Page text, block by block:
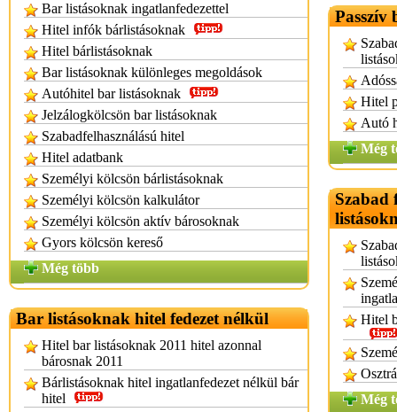
Bar listásoknak ingatlanfedezettel
Hitel infók bárlistásoknak
Hitel bárlistásoknak
Bar listásoknak különleges megoldások
Autóhitel bar listásoknak
Jelzálogkölcsön bar listásoknak
Szabadfelhasználású hitel
Hitel adatbank
Személyi kölcsön bárlistásoknak
Személyi kölcsön kalkulátor
Személyi kölcsön aktív bárosoknak
Gyors kölcsön kereső
Még több
Bar listásoknak hitel fedezet nélkül
Hitel bar listásoknak 2011 hitel azonnal
bárosnak 2011
Bárlistásoknak hitel ingatlanfedezet nélkül bár
hitel
Passzív
Hitel
Autó
Még
Szabad
Hitel
Még